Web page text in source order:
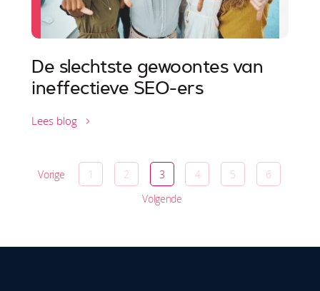
De slechtste gewoontes van
ineffectieve SEO-ers
Lees blog
Vorige 1 2 3 4 5
6
Volgende